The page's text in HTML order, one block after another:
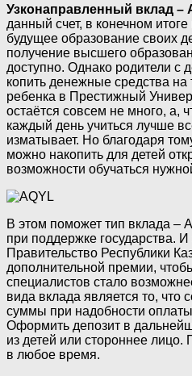
Узконаправленный вклад –
данный счет, в конечном
будущее образование своих
получение высшего
доступно. Однако родители с
копить денежные средства на
ребенка в Престижный
остаётся совсем не много, а,
каждый день учиться лучше
изматывает. Но благодаря
можно накопить для детей
возможности обучаться
В этом поможет тип вклада –
при поддержке государства. И
Правительство Республики
дополнительной премии,
специалистов стало
вида вклада является то, что
суммы при надобности
Оформить депозит в
из детей или стороннее лицо.
в любое время.